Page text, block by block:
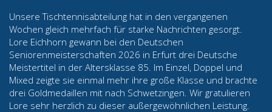
Unsere Tischtennisabteilung hat in den vergangenen
Wochen gleich mehrfach für starke Nachrichten gesorgt.
Lore Eichhorn gewann bei den Deutschen
Seniorenmeisterschaften 2026 in Erfurt drei Deutsche
Meistertitel in der Altersklasse 85. Im Einzel, Doppel und
Mixed zeigte sie einmal mehr ihre große Klasse und brachte
drei Goldmedaillen mit nach Schwetzingen. Wir gratulieren
Lore sehr herzlich zu dieser außergewöhnlichen Leistung.